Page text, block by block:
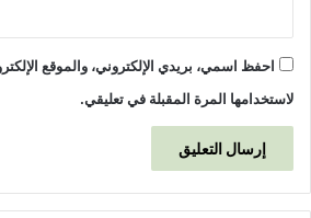
احفظ اسمي، بريدي الإلكتروني، والموقع
لاستخدامها المرة المقبلة في تعليقي.